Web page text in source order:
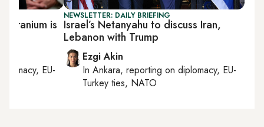
NEWSLETTER: DAILY BRIEFING
Israel’s Netanyahu to discuss Iran,
Lebanon with Trump
Ezgi Akin
In Ankara, reporting on diplomacy, EU-
Turkey ties, NATO
uranium is
EU-